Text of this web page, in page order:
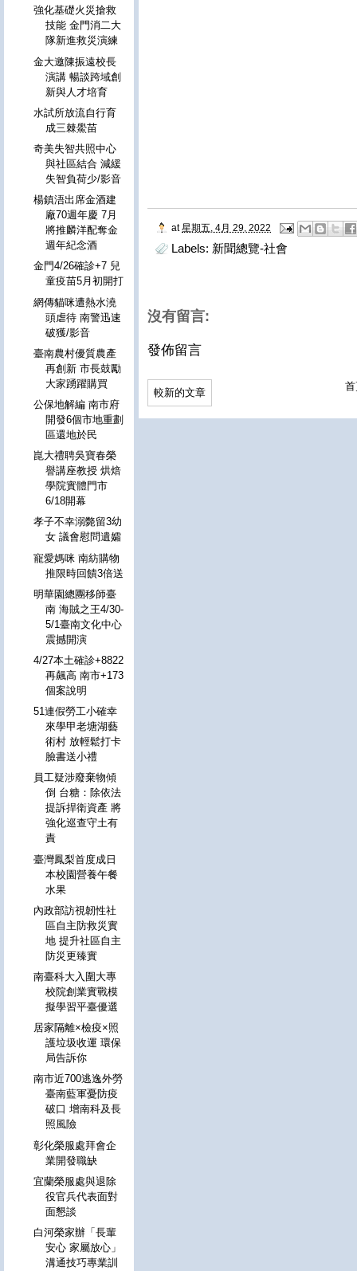
at 星期五, 4月 29, 2022
Labels: 新聞總覽-社會
沒有留言:
發佈留言
較新的文章
強化基礎火災搶救
技能 金門消二大
隊新進救災演練
金大邀陳振遠校長
演講 暢談跨域創
新與人才培育
水試所放流自行育
成三棘鱟苗
奇美失智共照中心
與社區結合 減緩
失智負荷少/影音
楊鎮浯出席金酒建
廠70週年慶 7月
將推麟洋配奪金
週年紀念酒
金門4/26確診+7 兒
童疫苗5月初開打
網傳貓咪遭熱水澆
頭虐待 南警迅速
破獲/影音
臺南農村優質農產
再創新 市長鼓勵
大家踴躍購買
公保地解編 南市府
開發6個市地重劃
區還地於民
崑大禮聘吳寶春榮
譽講座教授 烘焙
學院實體門市
6/18開幕
孝子不幸溺斃留3幼
女 議會慰問遺孀
寵愛媽咪 南紡購物
推限時回饋3倍送
明華園總團移師臺
南 海賊之王4/30-
5/1臺南文化中心
震撼開演
4/27本土確診+8822
再飆高 南市+173
個案說明
51連假勞工小確幸
來學甲老塘湖藝
術村 放輕鬆打卡
臉書送小禮
員工疑涉廢棄物傾
倒 台糖：除依法
提訴捍衛資產 將
強化巡查守土有
責
臺灣鳳梨首度成日
本校園營養午餐
水果
內政部訪視韌性社
區自主防救災實
地 提升社區自主
防災更臻實
南臺科大入圍大專
校院創業實戰模
擬學習平臺優選
居家隔離×檢疫×照
護垃圾收運 環保
局告訴你
南市近700逃逸外勞
臺南藍軍憂防疫
破口 增南科及長
照風險
彰化榮服處拜會企
業開發職缺
宜蘭榮服處與退除
役官兵代表面對
面懇談
白河榮家辦「長輩
安心 家屬放心」
溝通技巧專業訓